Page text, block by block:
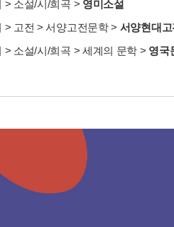
> 소설/시/희곡 > 영미소설
> 고전 >서양고전문학> 서양현대고
> 소설/시/희곡 > 세계의 문학 > 영국